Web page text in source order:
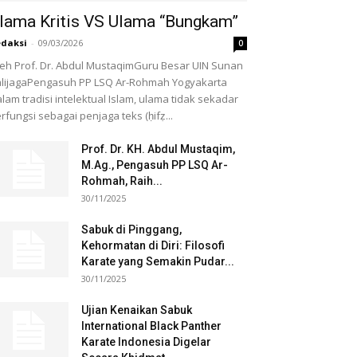
Kritis VS Ulama “Bungkam”
- 09/03/2026 0
Prof. Dr. Abdul MustaqimGuru Besar UIN Sunan
PP LSQ Ar-Rohmah Yogyakarta
tradisi intelektual Islam, ulama tidak sekadar
sebagai penjaga teks (ḥifẓ...
Prof. Dr. KH. Abdul Mustaqim,
M.Ag., Pengasuh PP LSQ Ar-
Rohmah, Raih...
30/11/2025
Sabuk di Pinggang,
Kehormatan di Diri: Filosofi
Karate yang Semakin Pudar...
30/11/2025
Ujian Kenaikan Sabuk
International Black Panther
Karate Indonesia Digelar